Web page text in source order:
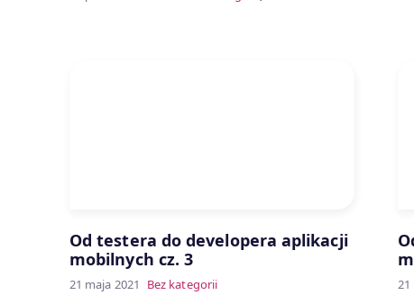
Od testera do developera aplikacji
mobilnych cz. 3
21 maja 2021 Bez kategorii 21